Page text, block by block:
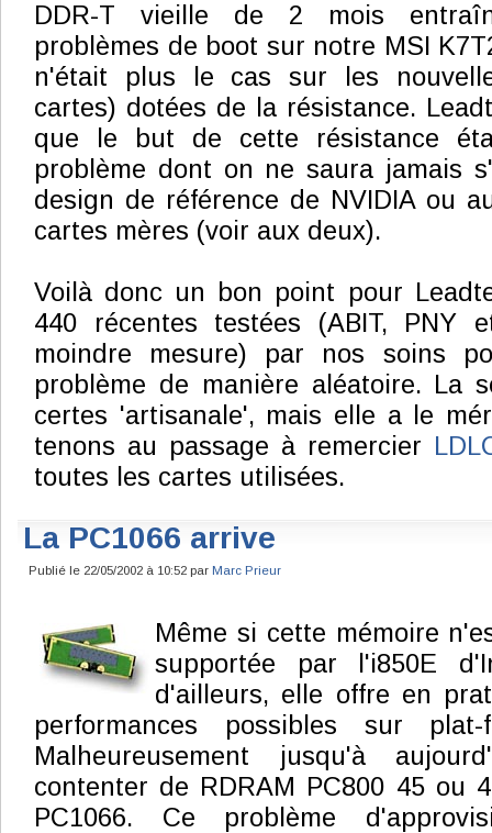
DDR-T vieille de 2 mois
problèmes de boot sur notre MSI
n'était plus le cas sur les
cartes) dotées de la résistance.
que le but de cette résistance
problème dont on ne saura jamais
design de référence de NVIDIA ou
cartes mères (voir aux deux).
Voilà donc un bon point pour
440 récentes testées (ABIT, PNY
moindre mesure) par nos soins
problème de manière aléatoire. La
certes 'artisanale', mais elle a le
tenons au passage à remercier
toutes les cartes utilisées.
La PC1066 arrive
Publié le 22/05/2002 à 10:52 par Marc Prieur
Même si cette mémoire
supportée par l'i850E
d'ailleurs, elle offre en
performances possibles sur
Malheureusement jusqu'à
contenter de RDRAM PC800 45 ou
PC1066. Ce problème